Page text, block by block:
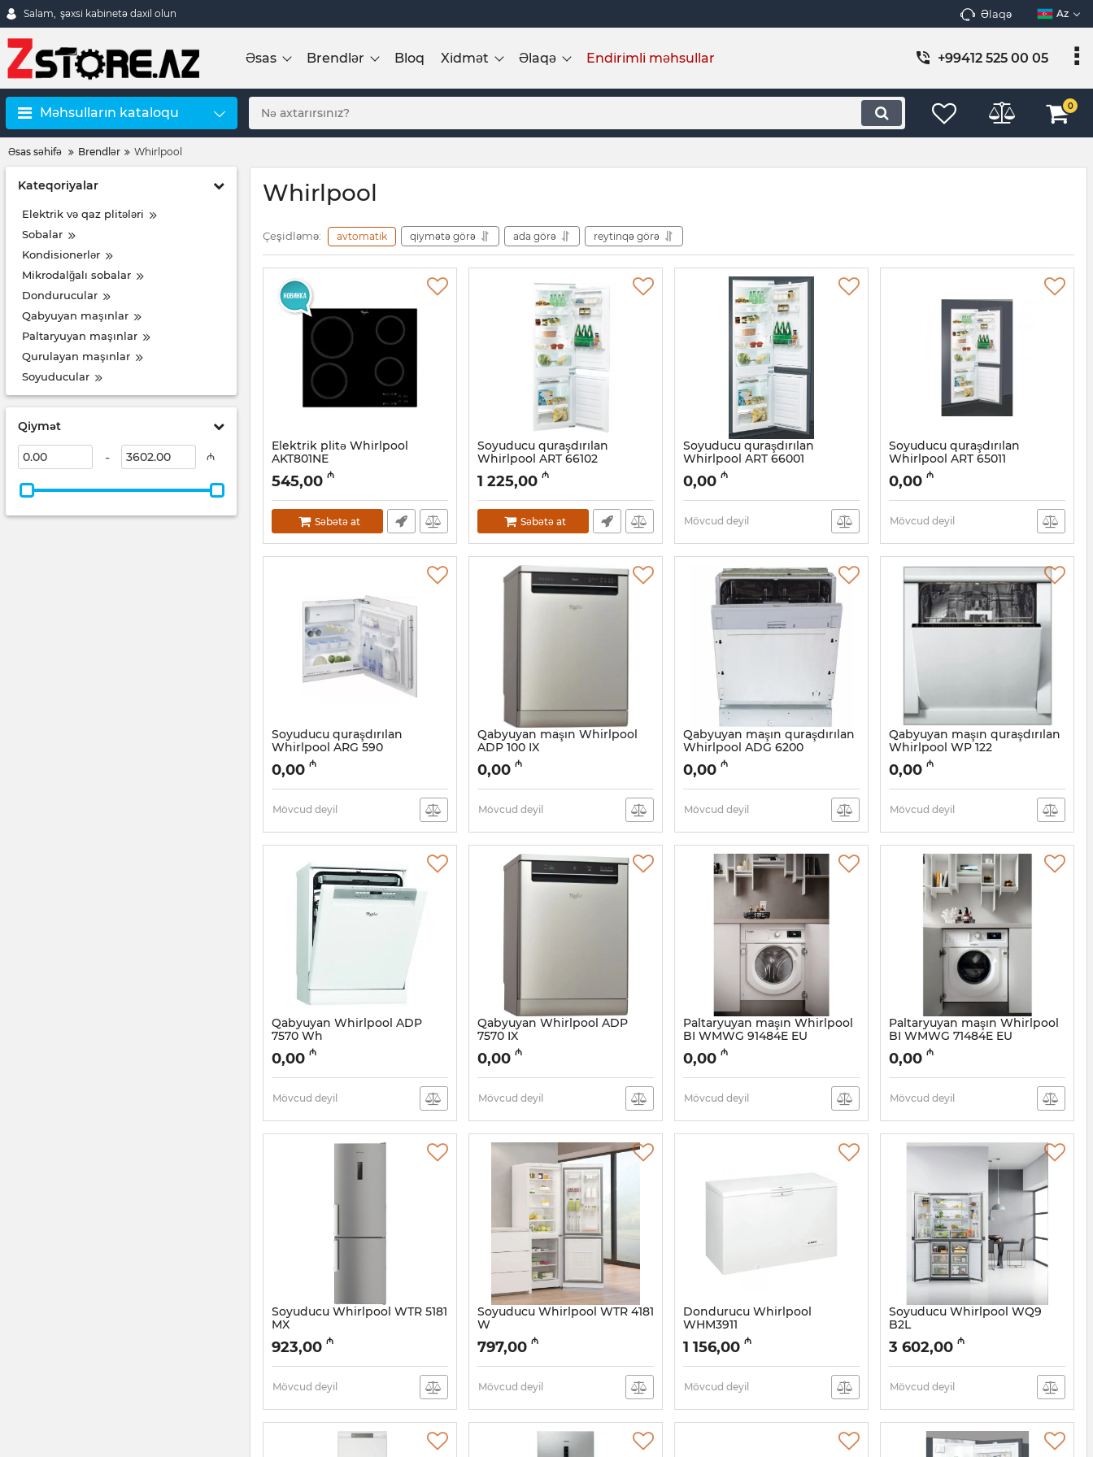
Salam, şəxsi kabinetə daxil olun Əlaqə Az
Əsas Brendlər Bloq Xidmət Əlaqə Endirimli məhsullar +99412 525 00 05
Məhsulların kataloqu 0
Əsas səhifə Brendlər Whirlpool
Kateqoriyalar
Elektrik və qaz plitələri
Sobalar
Kondisionerlər
Mikrodalğalı sobalar
Dondurucular
Qabyuyan maşınlar
Paltaryuyan maşınlar
Qurulayan maşınlar
Soyuducular
Qiymət
- ₼
Whirlpool
Çeşidləmə: avtomatik qiymətə görə ada görə reytinqə görə
Elektrik plitə Whirlpool
AKT801NE
Artikul: 005038111
545,00 ₼
Səbətə at
Soyuducu quraşdırılan
Whirlpool ART 66102
Artikul: 005058055
1 225,00 ₼
Səbətə at
Soyuducu quraşdırılan
Whirlpool ART 66001
Artikul: 005058054
0,00 ₼
Mövcud deyil
Soyuducu quraşdırılan
Whirlpool ART 65011
Artikul: 005058053
0,00 ₼
Mövcud deyil
Soyuducu quraşdırılan
Whirlpool ARG 590
Artikul: 005058052
0,00 ₼
Mövcud deyil
Qabyuyan maşın Whirlpool
ADP 100 IX
Artikul: 005054179
0,00 ₼
Mövcud deyil
Qabyuyan maşın quraşdırılan
Whirlpool ADG 6200
Artikul: 005054178
0,00 ₼
Mövcud deyil
Qabyuyan maşın quraşdırılan
Whirlpool WP 122
Artikul: 005054177
0,00 ₼
Mövcud deyil
Qabyuyan Whirlpool ADP
7570 Wh
Artikul: 005054176
0,00 ₼
Mövcud deyil
Qabyuyan Whirlpool ADP
7570 IX
Artikul: 005054175
0,00 ₼
Mövcud deyil
Paltaryuyan maşın Whirlpool
BI WMWG 91484E EU
Artikul: 005054483
0,00 ₼
Mövcud deyil
Paltaryuyan maşın Whirlpool
BI WMWG 71484E EU
Artikul: 005054482
0,00 ₼
Mövcud deyil
Soyuducu Whirlpool WTR 5181
MX
Artikul: 005058021
923,00 ₼
Mövcud deyil
Soyuducu Whirlpool WTR 4181
W
Artikul: 005058020
797,00 ₼
Mövcud deyil
Dondurucu Whirlpool
WHM3911
Artikul: 005058018
1 156,00 ₼
Mövcud deyil
Soyuducu Whirlpool WQ9
B2L
Artikul: 005058019
3 602,00 ₼
Mövcud deyil